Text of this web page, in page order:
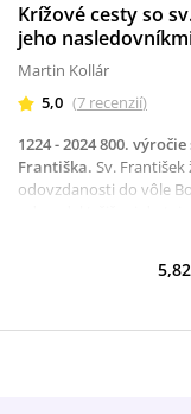
Krížové cesty so
jeho
Martin Kollár
5,0 (7 recenzií)
1224 - 2024 800.
Františka. Sv.
odovzdanosti do vôle
jeho muky pri
svätého Františka z
pred osemsto rokmi v
na vrchu La Verná si
modlitebníkom, ktorý